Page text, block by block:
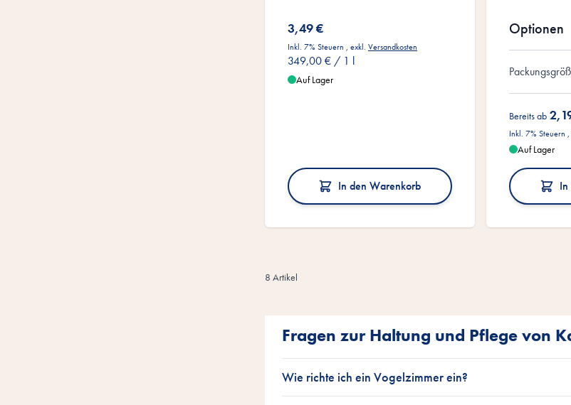
3,49 €
Inkl. 7% Steuern , exkl. Versandkosten
349,00 € / 1 l
Auf Lager
In den Warenkorb
Optionen
Bereits ab
Inkl. 7% Steuern ,
Auf Lager
8 Artikel
Fragen zur Haltung und Pflege von
Wie richte ich ein Vogelzimmer ein?